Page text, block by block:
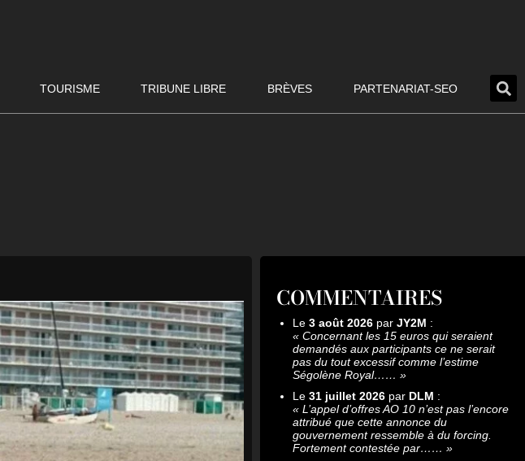
TOURISME TRIBUNE LIBRE BRÈVES PARTENARIAT-SEO
COMMENTAIRES
Le 3 août 2026 par JY2M :
« Concernant les 15 euros qui seraient
demandés aux participants ce ne serait
pas du tout excessif comme l’estime
Ségolène Royal…… »
Le 31 juillet 2026 par DLM :
« L’appel d’offres AO 10 n’est pas l’encore
attribué que cette annonce du
gouvernement ressemble à du forcing.
Fortement contestée par…… »